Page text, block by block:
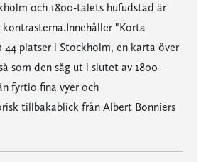
och 1800-talets hufudstad är
"Korta
44 platser i Stockholm, en karta över
som den såg ut i slutet av 1800-
fyrtio fina vyer och
tillbakablick från Albert Bonniers